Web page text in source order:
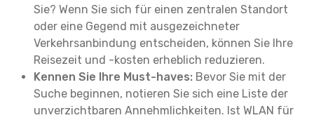
Sie? Wenn Sie sich für einen zentralen Standort
oder eine Gegend mit ausgezeichneter
Verkehrsanbindung entscheiden, können Sie Ihre
Reisezeit und -kosten erheblich reduzieren.
Kennen Sie Ihre Must-haves: Bevor Sie mit der
Suche beginnen, notieren Sie sich eine Liste der
unverzichtbaren Annehmlichkeiten. Ist WLAN für